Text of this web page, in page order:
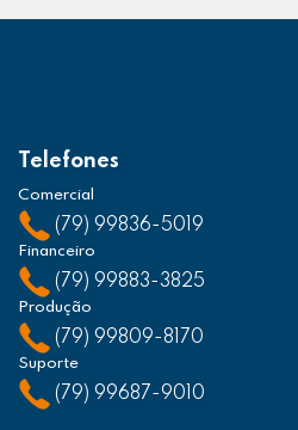
Telefones
Comercial
(79) 99836-5019
Financeiro
(79) 99883-3825
Produção
(79) 99809-8170
Suporte
(79) 99687-9010